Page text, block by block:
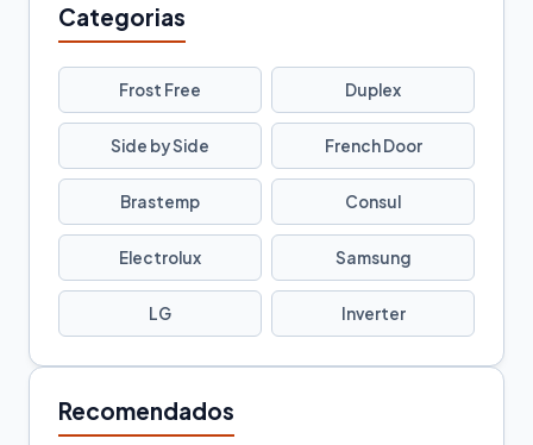
Categorias
Frost Free Duplex
Side by Side French Door
Brastemp Consul
Electrolux Samsung
LG Inverter
Recomendados